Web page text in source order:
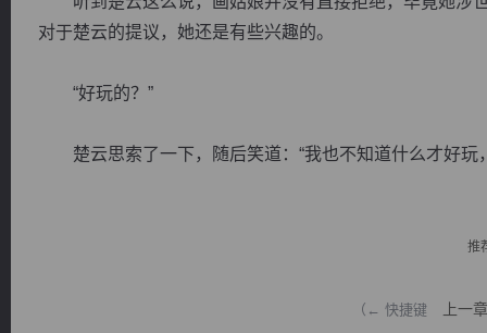
对于楚云的提议，她还是有些兴趣的。
“好玩的？”
楚云思索了一下，随后笑道：“我也不知道什么才好玩
推
（← 快捷键 上一章